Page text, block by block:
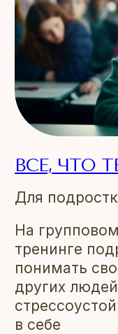
Для
ВСЕ, ЧТО
На
тренинге
понимать
других
в себе